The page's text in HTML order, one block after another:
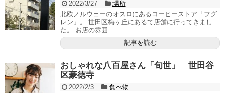
2022/3/27
場所
北欧ノルウェーのオスロにあるコーヒーストア「フグ
レン」。 世田区梅ヶ丘にあるて店舗に行ってきまし
た。 お店の雰囲...
記事を読む
おしゃれな八百屋さん「旬世」 世田谷
区豪徳寺
2022/2/3
食べ物